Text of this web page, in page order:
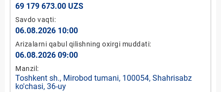
69 179 673.00 UZS
Savdo vaqti:
06.08.2026 10:00
Arizalarni qabul qilishning oxirgi muddati:
06.08.2026 09:00
Manzil:
Toshkent sh., Mirobod tumani, 100054, Shahrisabz
ko'chasi, 36-uy